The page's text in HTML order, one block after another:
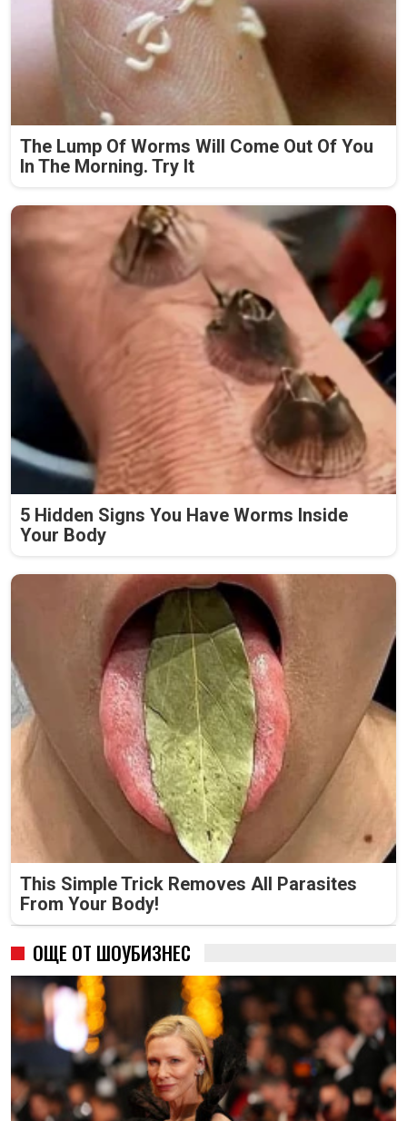
The Lump Of Worms Will Come Out Of You
In The Morning. Try It
5 Hidden Signs You Have Worms Inside
Your Body
This Simple Trick Removes All Parasites
From Your Body!
ОЩЕ ОТ ШОУБИЗНЕС